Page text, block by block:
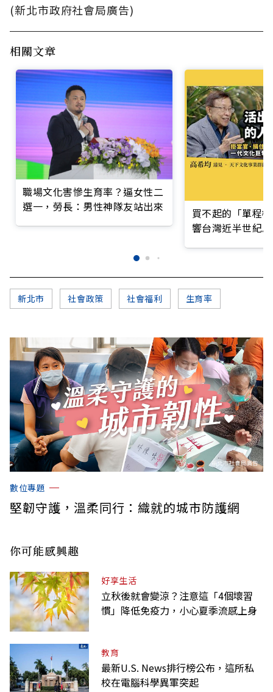
(新北市政府社會局廣告)
相關文章
職場文化害慘生育率？逼女性二
選一，勞長：男性神隊友站出來
買不起的「單程
響台灣近半世紀
新北市 社會政策 社會福利 生育率
數位專題
堅韌守護，溫柔同行：織就的城市防護網
你可能感興趣
好享生活
立秋後就會變涼？注意這「4個壞習
慣」降低免疫力，小心夏季流感上身
教育
最新U.S. News排行榜公布，這所私
校在電腦科學異軍突起